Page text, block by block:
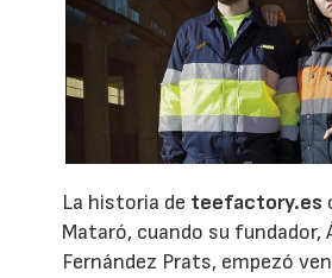
La historia de teefactory.es
Mataró, cuando su fundador,
Fernández Prats, empezó